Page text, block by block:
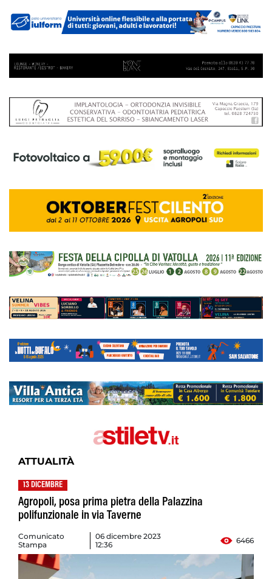
ATTUALITÀ
13 DICEMBRE
Agropoli, posa prima pietra della Palazzina
polifunzionale in via Taverne
Comunicato
Stampa
06 dicembre 2023
12:36
6466